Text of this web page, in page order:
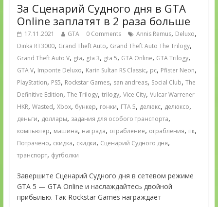
За Сценарий Судного дня в GTA
Online заплатят в 2 раза больше
17.11.2021 GTA 0 Comments Annis Remus, Deluxo,
Dinka RT3000, Grand Theft Auto, Grand Theft Auto The Trilogy,
Grand Theft Auto V, gta, gta 3, gta 5, GTA Online, GTA Trilogy,
GTA V, Imponte Deluxo, Karin Sultan RS Classic, pc, Pfister Neon,
PlayStation, PS5, Rockstar Games, san andreas, Social Club, The
Definitive Edition, The Trilogy, trilogy, Vice City, Vulcar Warrener
HKR, Wasted, Xbox, бункер, гонки, ГТА 5, делюкс, делюксо,
деньги, доллары, задания для особого транспорта,
компьютер, машина, награда, ограбление, ограбления, пк,
Потрачено, скидка, скидки, Сценарий Судного дня,
транспорт, футболки
Завершите Сценарий Судного дня в сетевом режиме
GTA 5 — GTA Online и наслаждайтесь двойной
прибылью. Так Rockstar Games награждает